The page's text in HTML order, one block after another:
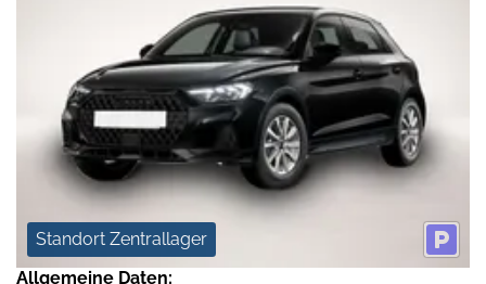
Standort Zentrallager
Allgemeine Daten: